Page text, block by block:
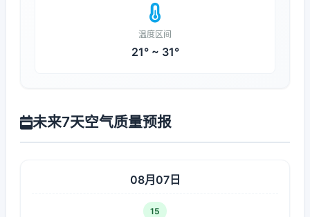
温度区间
21° ~ 31°
未来7天空气质量预报
08月07日
15